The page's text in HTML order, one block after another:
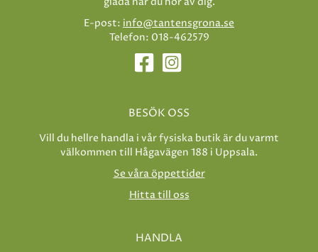
E-post: info@tantensgrona.se
Telefon: 018-462579
BESÖK OSS
Vill du hellre handla i vår fysiska butik är du varmt
välkommen till Hågavägen 188 i Uppsala.
Se våra öppettider
Hitta till oss
HANDLA